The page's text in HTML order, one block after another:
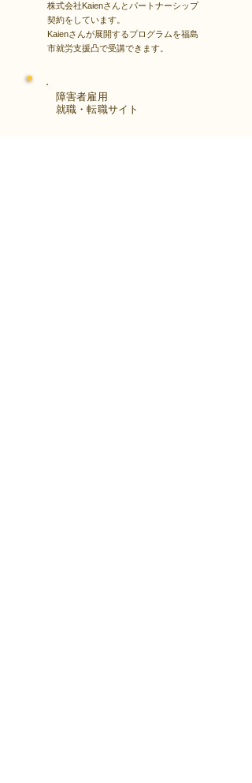
株式会社Kaienさんとパートナーシップ
契約をしています。
Kaienさんが展開するプログラムを福島
市就労支援凸で受講できます。
障害者雇用
​就職・転職サイト